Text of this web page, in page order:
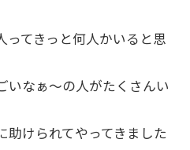
てきっと何人かいると思
いなぁ〜の人がたくさんい
助けられてやってきました